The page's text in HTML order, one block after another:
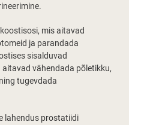
mis aitavad
ja parandada
sisalduvad
vähendada põletikku,
tugevdada
lahendus prostatiidi